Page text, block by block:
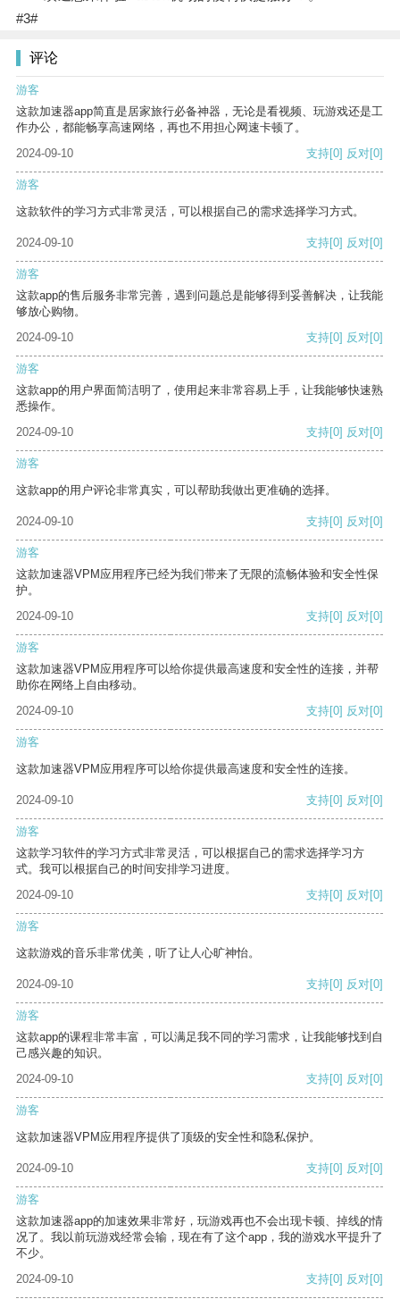
#3#
评论
游客
这款加速器app简直是居家旅行必备神器，无论是看视频、玩游戏还是工
作办公，都能畅享高速网络，再也不用担心网速卡顿了。
2024-09-10
支持[0] 反对[0]
游客
这款软件的学习方式非常灵活，可以根据自己的需求选择学习方式。
2024-09-10 支持[0] 反对[0]
游客
这款app的售后服务非常完善，遇到问题总是能够得到妥善解决，让我能
够放心购物。
2024-09-10
支持[0] 反对[0]
游客
这款app的用户界面简洁明了，使用起来非常容易上手，让我能够快速熟
悉操作。
2024-09-10
支持[0] 反对[0]
游客
这款app的用户评论非常真实，可以帮助我做出更准确的选择。
2024-09-10 支持[0] 反对[0]
游客
这款加速器VPM应用程序已经为我们带来了无限的流畅体验和安全性保
护。
2024-09-10
支持[0] 反对[0]
游客
这款加速器VPM应用程序可以给你提供最高速度和安全性的连接，并帮
助你在网络上自由移动。
2024-09-10
支持[0] 反对[0]
游客
这款加速器VPM应用程序可以给你提供最高速度和安全性的连接。
2024-09-10 支持[0] 反对[0]
游客
这款学习软件的学习方式非常灵活，可以根据自己的需求选择学习方
式。我可以根据自己的时间安排学习进度。
2024-09-10
支持[0] 反对[0]
游客
这款游戏的音乐非常优美，听了让人心旷神怡。
2024-09-10 支持[0] 反对[0]
游客
这款app的课程非常丰富，可以满足我不同的学习需求，让我能够找到自
己感兴趣的知识。
2024-09-10
支持[0] 反对[0]
游客
这款加速器VPM应用程序提供了顶级的安全性和隐私保护。
2024-09-10 支持[0] 反对[0]
游客
这款加速器app的加速效果非常好，玩游戏再也不会出现卡顿、掉线的情
况了。我以前玩游戏经常会输，现在有了这个app，我的游戏水平提升了
不少。
2024-09-10
支持[0] 反对[0]